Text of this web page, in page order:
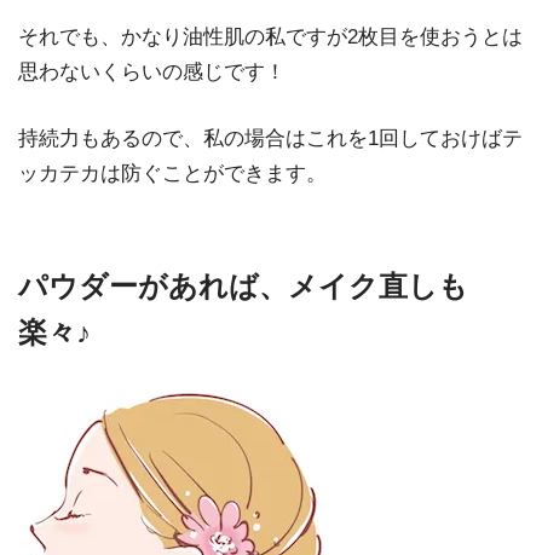
それでも、かなり油性肌の私ですが2枚目を使おうとは
思わないくらいの感じです！
持続力もあるので、私の場合はこれを1回しておけばテ
ッカテカは防ぐことができます。
パウダーがあれば、メイク直しも
楽々♪